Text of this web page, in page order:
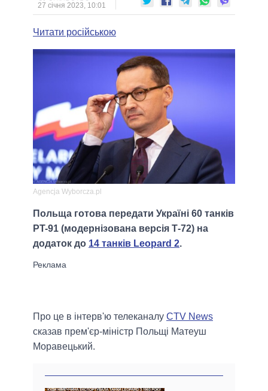
ДАЙДЖЕСТИ
ВЕРХОВНА РАДА
МЕРИ МІСТ
ПОРІВНЯННЯ ПОЛІТИКІВ
27 січня 2023, 10:01
Читати російською
Agencja Wyborcza.pl
Польща готова передати Україні 60 танків
PT-91 (модернізована версія Т-72) на
додаток до 14 танків Leopard 2.
Про це в інтерв'ю телеканалу CTV News
сказав прем'єр-міністр Польщі Матеуш
Моравецький.